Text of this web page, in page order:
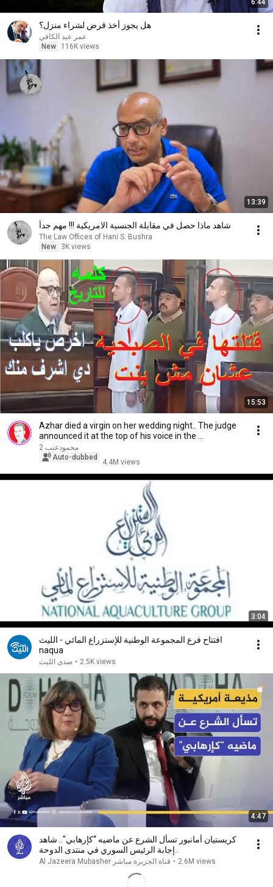
6:44
هل يجوز أخذ قرض لشراء منزل؟
عمر عبد الكافي
New
116K views
13:39
شاهد ماذا حصل في مقابلة الجنسية الامريكية !!! مهم جداً
The Law Offices of Hani S. Bushra
New
3K views
15:53
Azhar died a virgin on her wedding night.. The judge
announced it at the top of his voice in the ...
محمودعنب 2
Auto-dubbed
4.4M views
3:04
افتتاح فرع المجموعة الوطنية للإستزراع المائي - الليث
naqua
صدى الليث • 2.5K views
4:47
كريستيان أمانبور تسأل الشرع عن ماضيه “كإرهابي".. شاهد
Al Jazeera Mubasher قناة الجزيرة مباشر • 2.6M views